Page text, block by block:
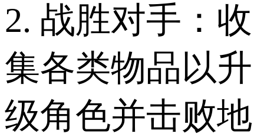
2. 战胜对手：收
集各类物品以升
级角色并击败地